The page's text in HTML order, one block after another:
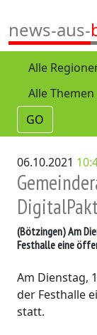
news-aus-
GO
06.10.2021
(Bötzingen)Am
Festhalle eine
Am Dienstag,
der Festhalle
statt.